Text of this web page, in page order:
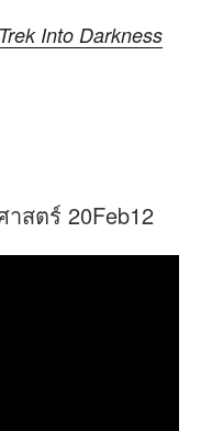
Into Darkness
สตร์ 20Feb12